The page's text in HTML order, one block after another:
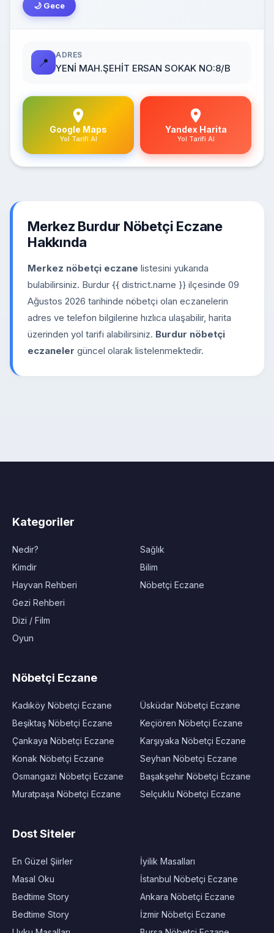
🌙 Gece
📍
ADRES
YENİ MAH.ŞEHİT ERSAN SOKAK NO:8/B
Google Maps
Yol Tarifi Al
Yandex Harita
Yol Tarifi Al
Merkez Burdur Nöbetçi Eczane
Hakkında
Merkez nöbetçi eczane listesini yukarıda
bulabilirsiniz. Burdur {{ district.name }} ilçesinde 09
Ağustos 2026 tarihinde nöbetçi olan eczanelerin
adres ve telefon bilgilerine hızlıca ulaşabilir, harita
üzerinden yol tarifi alabilirsiniz. Burdur nöbetçi
eczaneler güncel olarak listelenmektedir.
Kategoriler
Nedir?
Kimdir
Hayvan Rehberi
Gezi Rehberi
Dizi / Film
Oyun
Sağlık
Bilim
Nöbetçi Eczane
Nöbetçi Eczane
Kadıköy Nöbetçi Eczane
Beşiktaş Nöbetçi Eczane
Çankaya Nöbetçi Eczane
Konak Nöbetçi Eczane
Osmangazi Nöbetçi Eczane
Muratpaşa Nöbetçi Eczane
Üsküdar Nöbetçi Eczane
Keçiören Nöbetçi Eczane
Karşıyaka Nöbetçi Eczane
Seyhan Nöbetçi Eczane
Başakşehir Nöbetçi Eczane
Selçuklu Nöbetçi Eczane
Dost Siteler
En Güzel Şiirler
Masal Oku
Bedtime Story
Bedtime Story
İyilik Masalları
İstanbul Nöbetçi Eczane
Ankara Nöbetçi Eczane
İzmir Nöbetçi Eczane